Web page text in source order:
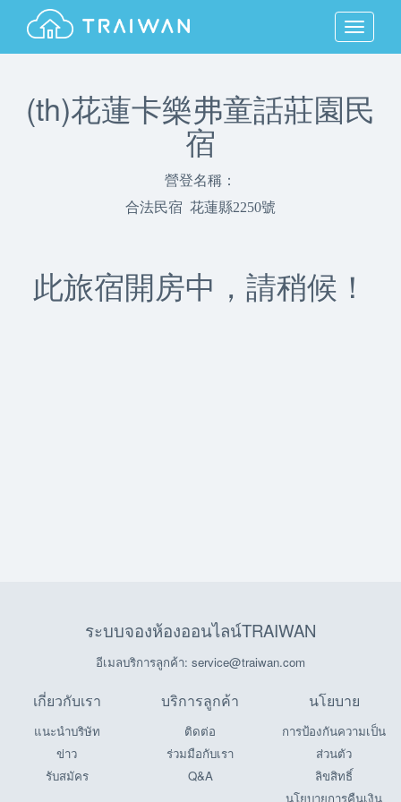
MENU
(th)花蓮卡樂弗童話莊園民
宿
營登名稱：
合法民宿 花蓮縣2250號
此旅宿開房中，請稍候！
ระบบจองห้องออนไลน์TRAIWAN
อีเมลบริการลูกค้า: service@traiwan.com
เกี่ยวกับเรา
แนะนำบริษัท
ข่าว
รับสมัคร
บริการลูกค้า
ติดต่อ
ร่วมมือกับเรา
Q&A
นโยบาย
การป้องกันความเป็น
ส่วนตัว
ลิขสิทธิ์
นโยบายการคืนเงิน